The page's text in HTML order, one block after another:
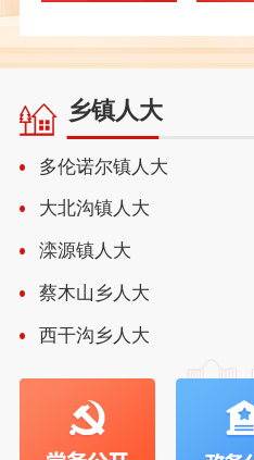
乡镇人大
多伦诺尔镇人大
大北沟镇人大
滦源镇人大
蔡木山乡人大
西干沟乡人大